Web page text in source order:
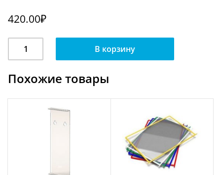
420.00₽
Подставка
двухсторонняя
(А
4)
В корзину
Похожие товары